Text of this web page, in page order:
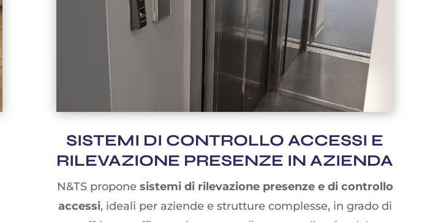
SISTEMI DI CONTROLLO ACCESSI E
RILEVAZIONE PRESENZE IN AZIENDA
N&TS propone sistemi di rilevazione presenze e di controllo
accessi, ideali per aziende e strutture complesse, in grado di